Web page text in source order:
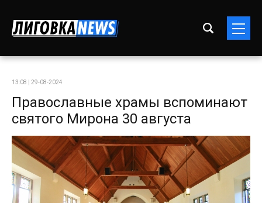
13:08 | 29-08-2024
Православные храмы вспоминают
святого Мирона 30 августа